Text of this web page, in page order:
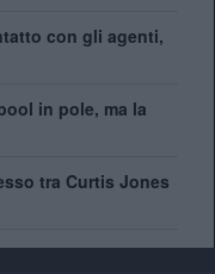
con gli agenti,
in pole, ma la
tra Curtis Jones